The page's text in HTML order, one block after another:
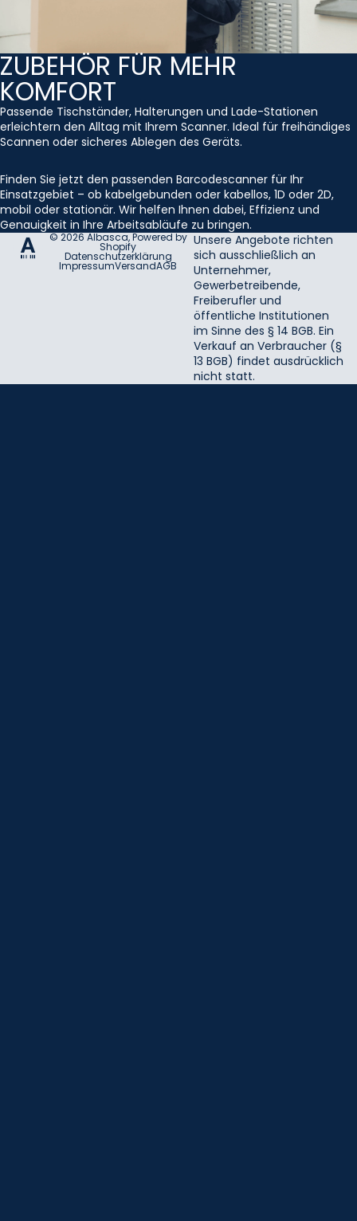
ZUBEHÖR FÜR MEHR
KOMFORT
Passende Tischständer, Halterungen und Lade-Stationen
erleichtern den Alltag mit Ihrem Scanner. Ideal für freihändiges
Scannen oder sicheres Ablegen des Geräts.
Finden Sie jetzt den passenden Barcodescanner für Ihr
Einsatzgebiet – ob kabelgebunden oder kabellos, 1D oder 2D,
mobil oder stationär. Wir helfen Ihnen dabei, Effizienz und
Genauigkeit in Ihre Arbeitsabläufe zu bringen.
© 2026Albasca, Powered by
Shopify
Datenschutzerklärung
ImpressumVersandAGB
Unsere Angebote richten
sich ausschließlich an
Unternehmer,
Gewerbetreibende,
Freiberufler und
öffentliche Institutionen
im Sinne des § 14 BGB. Ein
Verkauf an Verbraucher (§
13 BGB) findet ausdrücklich
nicht statt.